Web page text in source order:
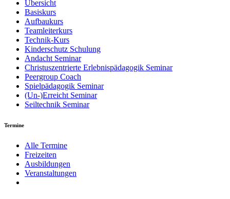
Übersicht
Basiskurs
Aufbaukurs
Teamleiterkurs
Technik-Kurs
Kinderschutz Schulung
Andacht Seminar
Christuszentrierte Erlebnispädagogik­ Seminar
Peergroup Coach
Spielpädagogik ­Seminar
(Un-)Erreicht Seminar
Seiltechnik Seminar
Termine
Alle Termine
Freizeiten
Ausbildungen
Veranstaltungen